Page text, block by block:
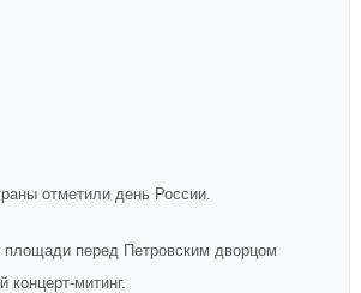
отметили день России.
площади перед Петровским дворцом
концерт-митинг.